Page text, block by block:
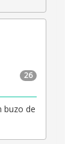
26
buzo de